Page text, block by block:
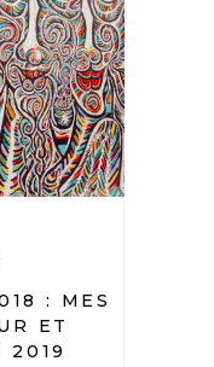
: MES
ET
2019